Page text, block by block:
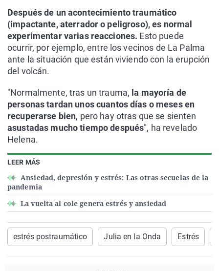
LEER MÁS
Ansiedad, depresión y estrés: Las otras secuelas de la
pandemia
La vuelta al cole genera estrés y ansiedad
Después de un acontecimiento traumático
(impactante, aterrador o peligroso), es normal
experimentar varias reacciones. Esto puede
ocurrir, por ejemplo, entre los vecinos de La Palma
ante la situación que están viviendo con la erupción
del volcán.
"Normalmente, tras un trauma, la mayoría de
personas tardan unos cuantos días o meses en
recuperarse bien, pero hay otras que se sienten
asustadas mucho tiempo después", ha revelado
Helena.
estrés postraumático Julia en la Onda Estrés